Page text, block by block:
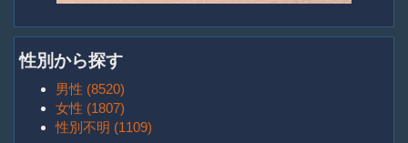
性別から探す
男性 (8520)
女性 (1807)
性別不明 (1109)